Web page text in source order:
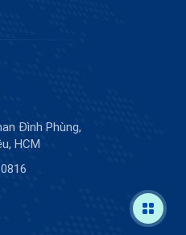
Đình Phùng,
HCM